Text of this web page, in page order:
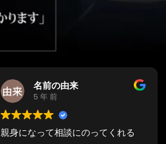
channel Let's DIY
6 年 前
ディラーにゴムブーツの油漏れで整